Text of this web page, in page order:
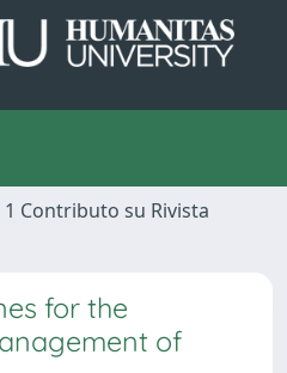
1 Contributo su Rivista
for the
of